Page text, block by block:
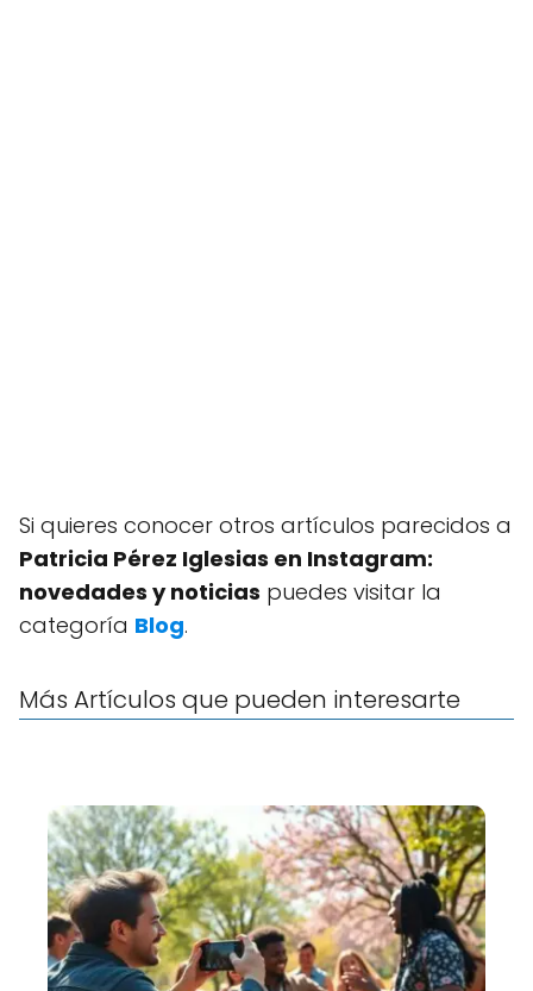
Si quieres conocer otros artículos parecidos a
Patricia Pérez Iglesias en Instagram:
novedades y noticias puedes visitar la
categoría Blog.
Más Artículos que pueden interesarte